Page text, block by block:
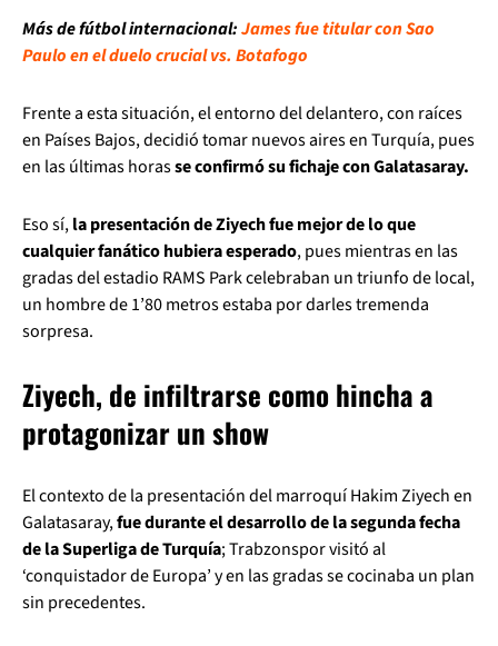
Más de fútbol internacional:James fue titular con Sao
Paulo en el duelo crucial vs. Botafogo
Frente a esta situación, el entorno del delantero, con raíces
en Países Bajos, decidió tomar nuevos aires en Turquía, pues
en las últimas horasse confirmó su fichaje con Galatasaray.
Eso sí,la presentación de Ziyech fue mejor de lo que
cualquier fanático hubiera esperado, pues mientras en las
gradas del estadio RAMS Park celebraban un triunfo de local,
un hombre de 1’80 metros estaba por darles tremenda
sorpresa.
Ziyech, de infiltrarse como hincha a
protagonizar un show
El contexto de la presentación del marroquí Hakim Ziyech en
Galatasaray,fue durante el desarrollo de la segunda fecha
de la Superliga de Turquía; Trabzonspor visitó al
‘conquistador de Europa’ y en las gradas se cocinaba un plan
sin precedentes.